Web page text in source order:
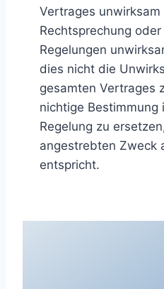
Vertrages
Rechtsprechung
Regelungen
dies nicht die
gesamten Vertrages
nichtige Bestimmung
Regelung zu
angestrebten Zweck
entspricht.